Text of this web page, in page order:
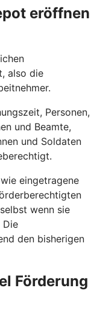
eröffnen
also die
Personen,
und Beamte,
und Soldaten
eingetragene
wenn sie
Die
den bisherigen
Förderung